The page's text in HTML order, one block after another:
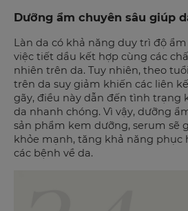
Dưỡng ẩm chuyên sâu giúp
Làn da có khả năng duy trì độ
việc tiết dầu kết hợp cùng các
nhiên trên da. Tuy nhiên, theo
trên da suy giảm khiến các liên
gãy, điều này dẫn đến tình trạng
da nhanh chóng. Vì vậy, dưỡng
sản phẩm kem dưỡng, serum sẽ
khỏe mạnh, tăng khả năng phục
các bệnh về da.